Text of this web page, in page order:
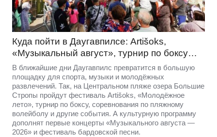
Куда пойти в Даугавпилсе: Artišoks,
«Музыкальный август», турнир по боксу…
В ближайшие дни Даугавпилс превратится в большую
площадку для спорта, музыки и молодёжных
развлечений. Так, на Центральном пляже озера Большие
Стропы пройдут фестиваль Artišoks, «Молодёжное
лето», турнир по боксу, соревнования по пляжному
волейболу и другие события. А культурную программу
дополнят первые концерты «Музыкального августа —
2026» и фестиваль бардовской песни.